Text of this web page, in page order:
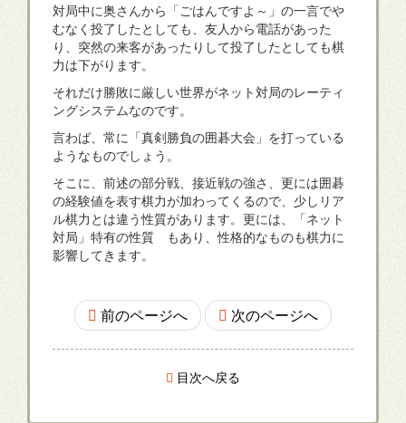
対局中に奥さんから「ごはんですよ～」の一言でや
むなく投了したとしても、友人から電話があった
り、突然の来客があったりして投了したとしても棋
力は下がります。
それだけ勝敗に厳しい世界がネット対局のレーティ
ングシステムなのです。
言わば、常に「真剣勝負の囲碁大会」を打っている
ようなものでしょう。
そこに、前述の部分戦、接近戦の強さ、更には囲碁
の経験値を表す棋力が加わってくるので、少しリア
ル棋力とは違う性質があります。更には、「ネット
対局」特有の性質 もあり、性格的なものも棋力に
影響してきます。
前のページへ 次のページへ
目次へ戻る